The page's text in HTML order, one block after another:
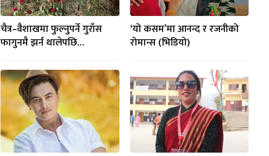
चैत्र–वैशाखमा फुल्नुपर्ने गुराँस
फागुनमै झर्न थालेपछि…
‘यो कसम’मा आनन्द र रजनीको
रोमान्स (भिडियो)